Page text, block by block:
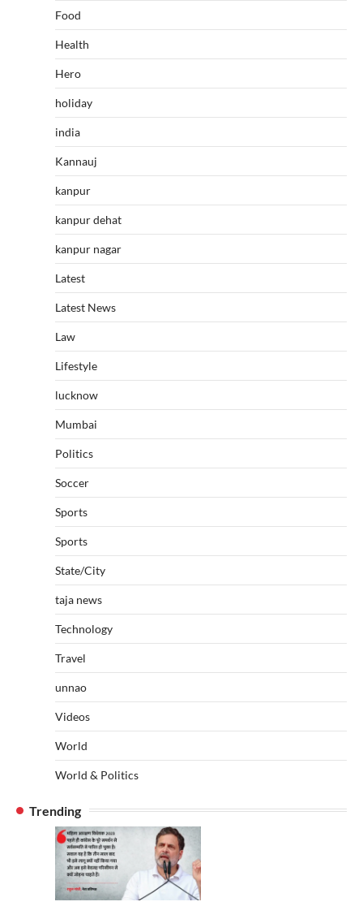
Food
Health
Hero
holiday
india
Kannauj
kanpur
kanpur dehat
kanpur nagar
Latest
Latest News
Law
Lifestyle
lucknow
Mumbai
Politics
Soccer
Sports
Sports
State/City
taja news
Technology
Travel
unnao
Videos
World
World & Politics
Trending